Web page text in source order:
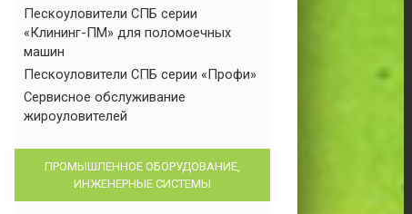
Пескоуловители СПБ серии
«Клининг-ПМ» для поломоечных
машин
Пескоуловители СПБ серии «Профи»
Сервисное обслуживание
жироуловителей
ПРОМЫШЛЕННОЕ ОБОРУДОВАНИЕ,
ИНЖЕНЕРНЫЕ СИСТЕМЫ